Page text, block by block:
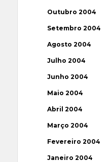
Outubro 2004
Setembro 2004
Agosto 2004
Julho 2004
Junho 2004
Maio 2004
Abril 2004
Março 2004
Fevereiro 2004
Janeiro 2004